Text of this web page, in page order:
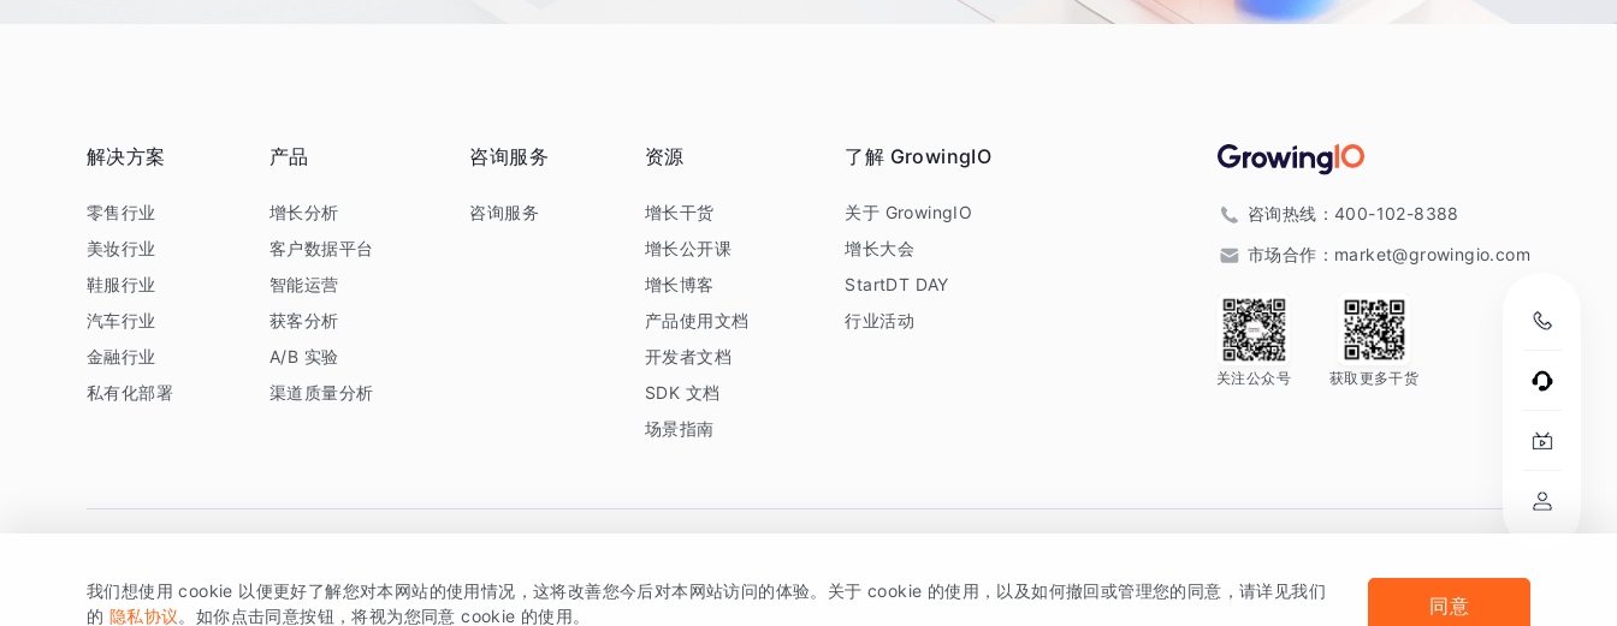
解决方案
零售行业
美妆行业
鞋服行业
汽车行业
金融行业
私有化部署
产品
增长分析
客户数据平台
智能运营
获客分析
A/B 实验
渠道质量分析
咨询服务
咨询服务
资源
增长干货
增长公开课
增长博客
产品使用文档
开发者文档
SDK 文档
场景指南
了解 GrowingIO
关于 GrowingIO
增长大会
StartDT DAY
行业活动
咨询热线： 400-102-8388
市场合作： market@growingio.com
关注公众号 获取更多干货
版权所有 © 北京易数科技有限公司SDK相关说明 京ICP备15038330号 法律声明及隐私条款
我们想使用 cookie 以便更好了解您对本网站的使用情况，这将改善您今后对本网站访问的体验。关于 cookie 的使用，以及如何撤回或管理您的同意，请详见我们
的 隐私协议。如你点击同意按钮，将视为您同意 cookie 的使用。 同意